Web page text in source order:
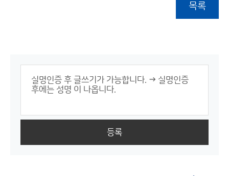
목록
등록